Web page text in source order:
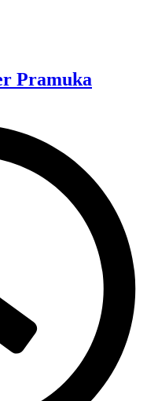
Pramuka